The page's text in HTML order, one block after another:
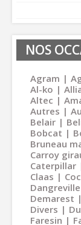
NOS
Agram
Al-ko
Altec
Autres
Belair
Bobcat
Bruneau
Carroy
Caterpillar
Claas
Dangreville
Demarest
Divers
Faresin